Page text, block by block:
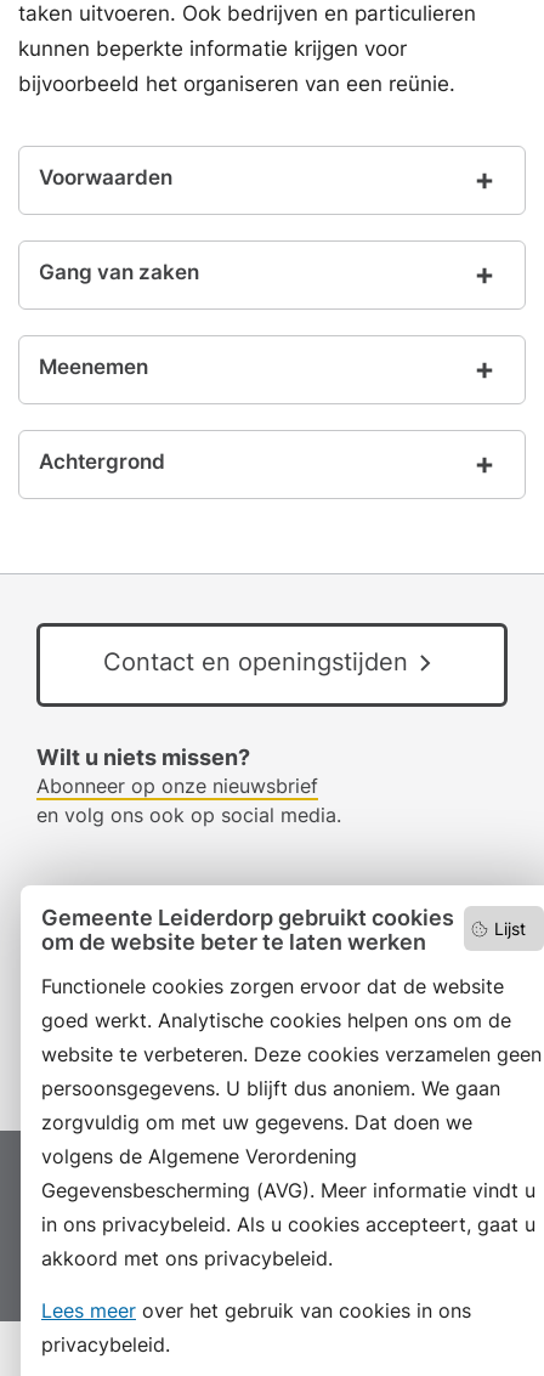
Lijst
Gemeente Leiderdorp gebruikt cookies
om de website beter te laten werken
Functionele cookies zorgen ervoor dat de website
goed werkt. Analytische cookies helpen ons om de
website te verbeteren. Deze cookies verzamelen geen
persoonsgegevens. U blijft dus anoniem. We gaan
zorgvuldig om met uw gegevens. Dat doen we
volgens de Algemene Verordening
Gegevensbescherming (AVG). Meer informatie vindt u
in ons privacybeleid. Als u cookies accepteert, gaat u
akkoord met ons privacybeleid.
Lees meer over het gebruik van cookies in ons
privacybeleid.
taken uitvoeren. Ook bedrijven en particulieren
kunnen beperkte informatie krijgen voor
bijvoorbeeld het organiseren van een reünie.
Voorwaarden
Gang van zaken
Meenemen
Achtergrond
Contact en openingstijden
Wilt u niets missen?
Abonneer op onze nieuwsbrief
en volg ons ook op social media.
Facebook
RSS
Instagram
Proclaimer Colofon
Toegankelijkheid
Sitemap
Privacyverklaring
Servicenormen
Suggesties
Archief Vacatures